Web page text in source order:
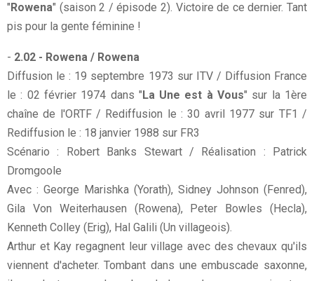
" Rowena" (saison 2 / épisode 2). Victoire de ce dernier. Tant
pis pour la gente féminine !
- 2.02 - Rowena / Rowena
Diffusion le : 19 septembre 1973 sur ITV / Diffusion France
le : 02 février 1974 dans " La Une est à Vous" sur la 1ère
chaîne de l'ORTF / Rediffusion le : 30 avril 1977 sur TF1 /
Rediffusion le : 18 janvier 1988 sur FR3
Scénario : Robert Banks Stewart / Réalisation : Patrick
Dromgoole
Avec : George Marishka (Yorath), Sidney Johnson (Fenred),
Gila Von Weiterhausen (Rowena), Peter Bowles (Hecla),
Kenneth Colley (Erig), Hal Galili (Un villageois).
Arthur et Kay regagnent leur village avec des chevaux qu'ils
viennent d'acheter. Tombant dans une embuscade saxonne,